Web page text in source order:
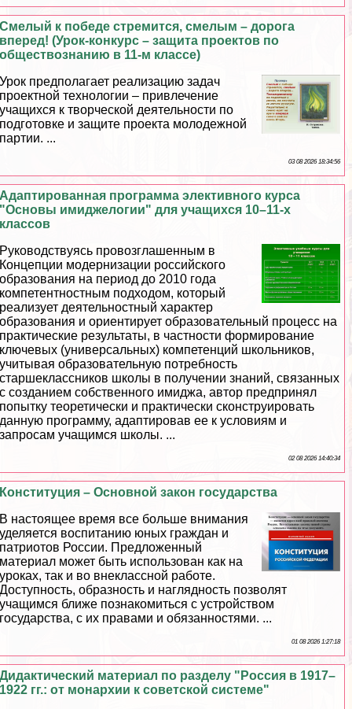
Смелый к победе стремится, смелым – дорога
вперед! (Урок-конкурс – защита проектов по
обществознанию в 11-м классе)
Урок предполагает реализацию задач
проектной технологии – привлечение
учащихся к творческой деятельности по
подготовке и защите проекта молодежной
партии. ...
03 08 2026 18:34:56
Адаптированная программа элективного курса
"Основы имиджелогии" для учащихся 10–11-х
классов
Руководствуясь провозглашенным в
Концепции модернизации российского
образования на период до 2010 года
компетентностным подходом, который
реализует деятельностный хаpaктер
образования и ориентирует образовательный процесс на
пpaктические результаты, в частности формирование
ключевых (универсальных) компетенций школьников,
учитывая образовательную потребность
старшеклассников школы в получении знаний, связанных
с созданием собственного имиджа, автор предпринял
попытку теоретически и пpaктически сконструировать
данную программу, адаптировав ее к условиям и
запросам учащимся школы. ...
02 08 2026 14:40:34
Конституция – Основной закон государства
В настоящее время все больше внимания
уделяется воспитанию юных граждан и
патриотов России. Предложенный
материал может быть использован как на
уроках, так и во внеклассной работе.
Доступность, образность и наглядность позволят
учащимся ближе познакомиться с устройством
государства, с их правами и обязанностями. ...
01 08 2026 1:27:18
Дидактический материал по разделу "Россия в 1917–
1922 гг.: от монархии к советской системе"